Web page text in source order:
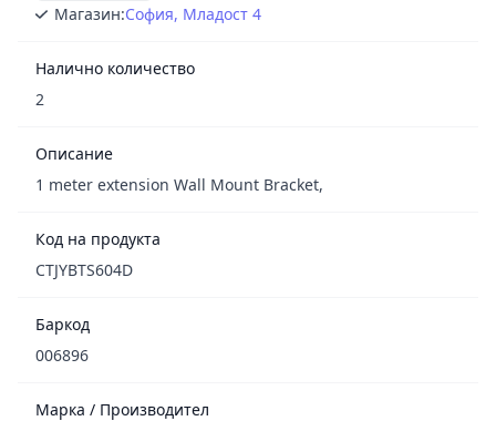
Магазин:София, Младост 4
Налично количество
2
Описание
1 meter extension Wall Mount Bracket,
Код на продукта
CTJYBTS604D
Баркод
006896
Марка / Производител